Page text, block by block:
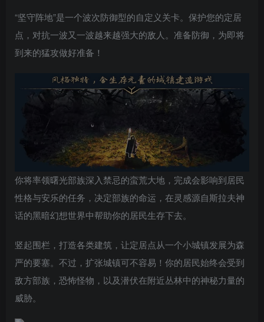
“坚守阵地”是一个波次防御型的自定义关卡。保护您的定居
点，对抗一波又一波越来越强大的敌人。准备防御，为即将
到来的猛攻做好准备！
你将率领曙光部族深入禁忌的蛮荒大地，完成会影响到居民
性格与安乐的任务，决定部族的命运，在灵感源自斯拉夫神
话的黑暗幻想世界中帮助你的居民生存下去。
竖起围栏，打造各类建筑，让定居点从一个小城镇发展为森
严的要塞。不过，扩张城镇可不容易！你的居民始终会受到
敌方部族，恐怖怪物，以及潜伏在附近丛林中的神秘力量的
威胁。